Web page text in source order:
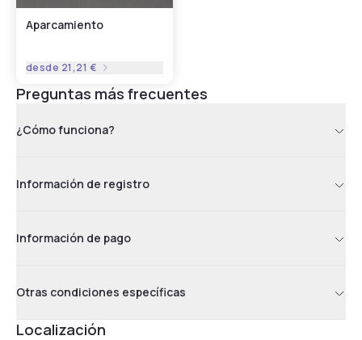
Aparcamiento
desde 21,21 €
Preguntas más frecuentes
¿Cómo funciona?
Información de registro
Información de pago
Otras condiciones específicas
Localización